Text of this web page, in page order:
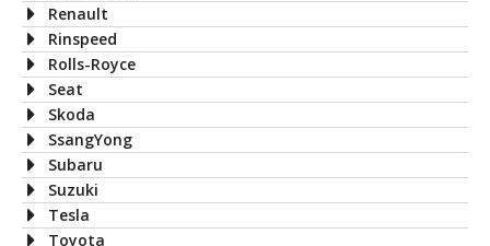
Renault
Rinspeed
Rolls-Royce
Seat
Skoda
SsangYong
Subaru
Suzuki
Tesla
Toyota